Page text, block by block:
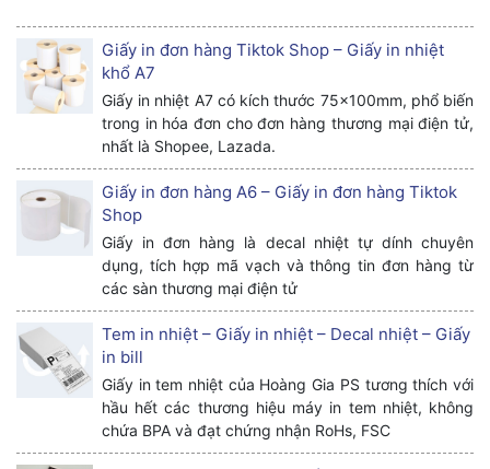
Giấy in đơn hàng Tiktok Shop – Giấy in nhiệt
khổ A7
Giấy in nhiệt A7 có kích thước 75x100mm, phổ biến
trong in hóa đơn cho đơn hàng thương mại điện tử,
nhất là Shopee, Lazada.
Giấy in đơn hàng A6 – Giấy in đơn hàng Tiktok
Shop
Giấy in đơn hàng là decal nhiệt tự dính chuyên
dụng, tích hợp mã vạch và thông tin đơn hàng từ
các sàn thương mại điện tử
Tem in nhiệt – Giấy in nhiệt – Decal nhiệt – Giấy
in bill
Giấy in tem nhiệt của Hoàng Gia PS tương thích với
hầu hết các thương hiệu máy in tem nhiệt, không
chứa BPA và đạt chứng nhận RoHs, FSC